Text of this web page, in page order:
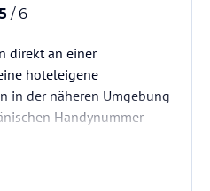
/ 6
direkt an einer
hoteleigene
in der näheren Umgebung
Handynummer
gut zu essen. Die Zimmer
ist gut. Trotz